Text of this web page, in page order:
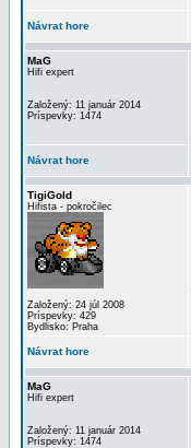
Návrat hore
MaG
Hifi expert
Založený: 11 január 2014
Príspevky: 1474
Návrat hore
TigiGold
Hifista - pokročilec
Založený: 24 júl 2008
Príspevky: 429
Bydlisko: Praha
Návrat hore
MaG
Hifi expert
Založený: 11 január 2014
Príspevky: 1474